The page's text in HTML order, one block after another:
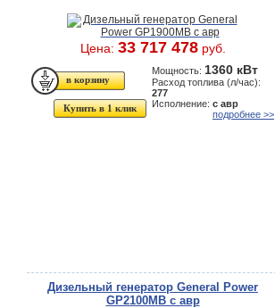
Цена: 33 717 478руб.
Купить в 1 клик
Мощность: 1360 кВт
Расход топлива (л/час):
277
Исполнение: с авр
подробнее >>
Дизельный генератор General Power
GP2100MB с авр